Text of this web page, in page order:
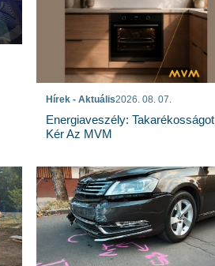
Hírek - Aktuális2026. 08. 07.
Energiaveszély: Takarékosságot
Kér Az MVM